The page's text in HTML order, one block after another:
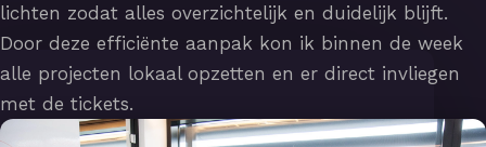
lichten zodat alles overzichtelijk en duidelijk blijft.
Door deze efficiënte aanpak kon ik binnen de week
alle projecten lokaal opzetten en er direct invliegen
met de tickets.